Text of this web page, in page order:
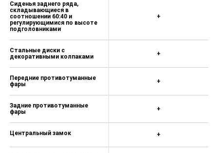
Сиденья заднего ряда,
складывающиеся в
соотношении 60:40 и
регулирующимися по высоте
подголовниками
Стальные диски с
декоративными колпаками
Передние противотуманные
фары
Задние противотуманные
фары
Центральный замок
+
+
+
+
+